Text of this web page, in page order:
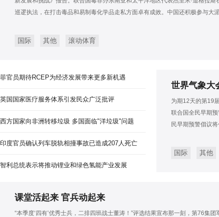
巡逻执法，在打击毒品和易制毒化学品走私方面卓有成效。中国还积极参与大
国际 其他 滚动体育
世界气象大
为期12天的第19
联合国全民早期
民早期预警倡议
国际 其他
菲官员期待RCEP为经济发展带来更多新机遇
英国国家医疗服务体系引发民众广泛批评
西方国家向非洲转移垃圾 多国面临"洋垃圾"问题
印度官员确认列车脱轨相撞事故已造成207人死亡
智利总统表示将推动锂业和绿色氢能产业发展
课堂活起来 官兵动起来
“本季度‘四有’优秀士兵，二排四班战士董涛！”评选结果宣布那一刻，第76集